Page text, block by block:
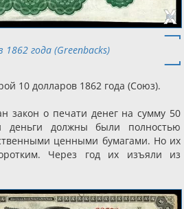
1862 года (Greenbacks)
10 долларов 1862 года (Союз).
закон о печати денег на сумму 50
деньги должны были полностью
ценными бумагами. Но их
Через год их изъяли из